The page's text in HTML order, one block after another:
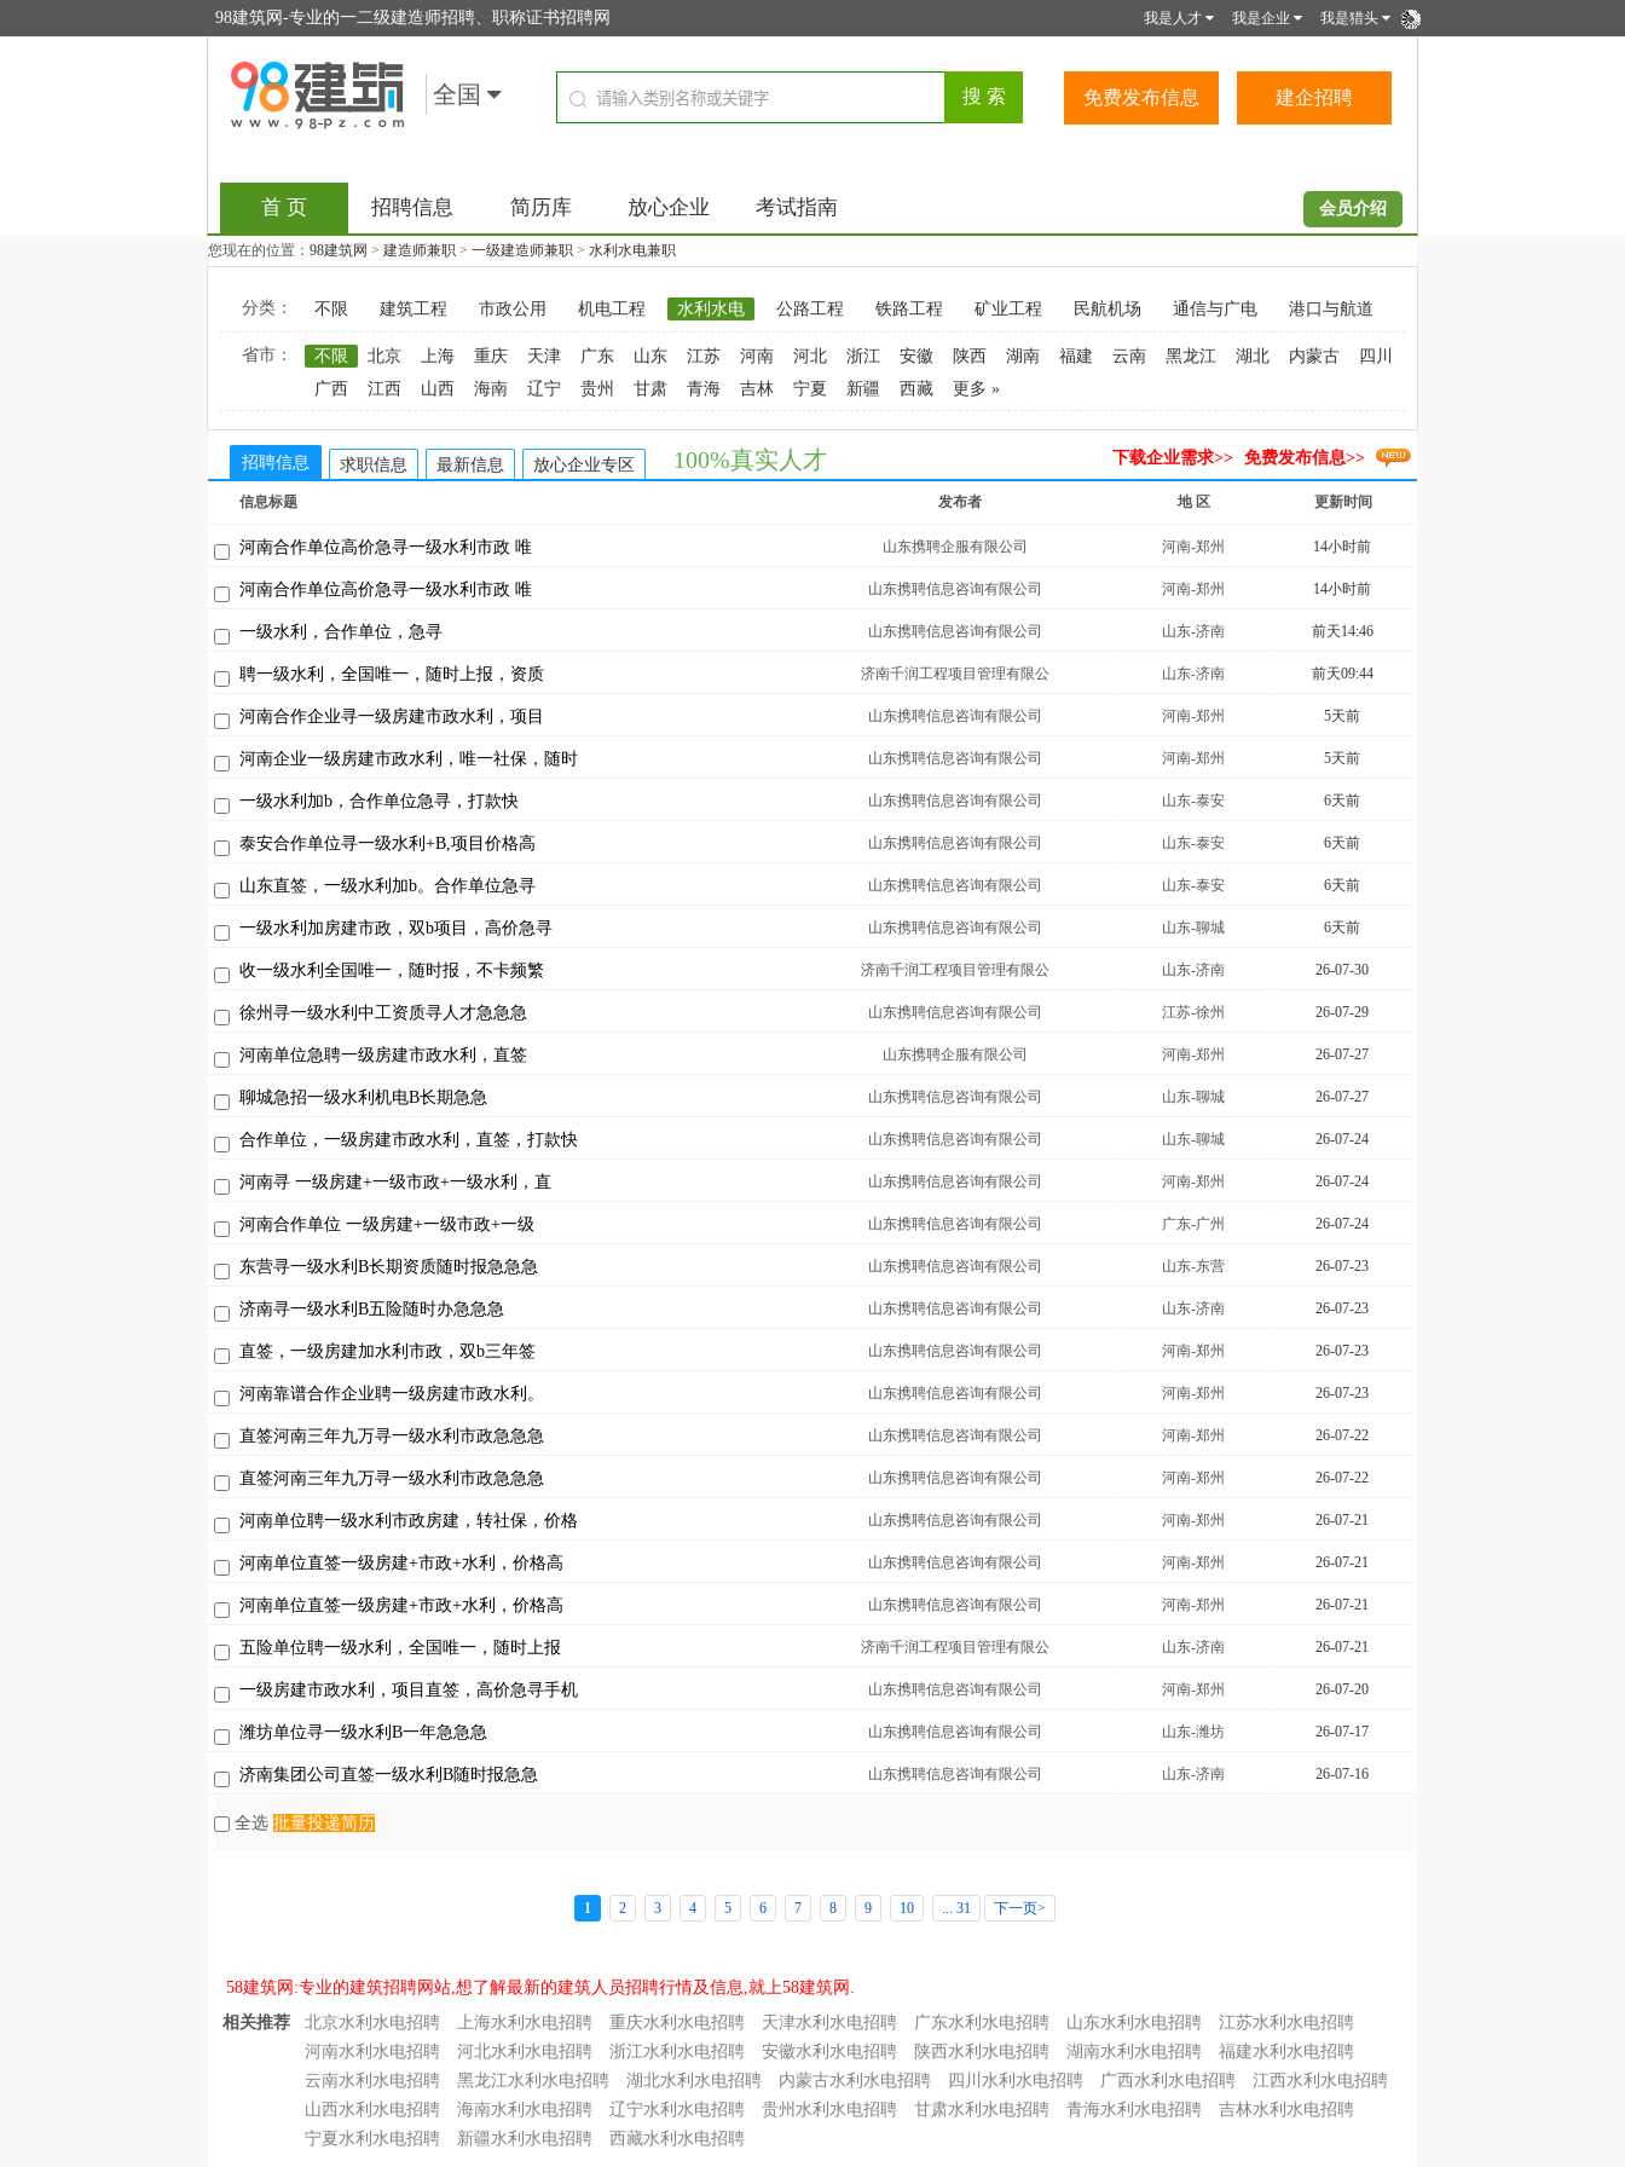
98建筑网-专业的一二级建造师招聘、职称证书招聘网 我是人才 我是企业 我是猎头
全国 免费发布信息 建企招聘
首 页 招聘信息 简历库 放心企业 考试指南 会员介绍
您现在的位置： 98建筑网 > 建造师兼职 > 一级建造师兼职 > 水利水电兼职
分类： 不限 建筑工程 市政公用 机电工程 水利水电 公路工程 铁路工程 矿业工程 民航机场 通信与广电 港口与航道
省市： 不限 北京 上海 重庆 天津 广东 山东 江苏 河南 河北 浙江 安徽 陕西 湖南 福建 云南 黑龙江 湖北 内蒙古
四川
广西
江西 山西 海南 辽宁 贵州 甘肃 青海 吉林 宁夏 新疆 西藏 更多 »
招聘信息 求职信息 最新信息 放心企业专区 100%真实人才 下载企业需求>> 免费发布信息>>
信息标题 发布者 地 区 更新时间
河南合作单位高价急寻一级水利市政 唯 山东携聘企服有限公司 河南-郑州 14小时前
河南合作单位高价急寻一级水利市政 唯 山东携聘信息咨询有限公司 河南-郑州 14小时前
一级水利，合作单位，急寻 山东携聘信息咨询有限公司 山东-济南 前天14:46
聘一级水利，全国唯一，随时上报，资质 济南千润工程项目管理有限公 山东-济南 前天09:44
河南合作企业寻一级房建市政水利，项目 山东携聘信息咨询有限公司 河南-郑州 5天前
河南企业一级房建市政水利，唯一社保，随时 山东携聘信息咨询有限公司 河南-郑州 5天前
一级水利加b，合作单位急寻，打款快 山东携聘信息咨询有限公司 山东-泰安 6天前
泰安合作单位寻一级水利+B,项目价格高 山东携聘信息咨询有限公司 山东-泰安 6天前
山东直签，一级水利加b。合作单位急寻 山东携聘信息咨询有限公司 山东-泰安 6天前
一级水利加房建市政，双b项目，高价急寻 山东携聘信息咨询有限公司 山东-聊城 6天前
收一级水利全国唯一，随时报，不卡频繁 济南千润工程项目管理有限公 山东-济南 26-07-30
徐州寻一级水利中工资质寻人才急急急 山东携聘信息咨询有限公司 江苏-徐州 26-07-29
河南单位急聘一级房建市政水利，直签 山东携聘企服有限公司 河南-郑州 26-07-27
聊城急招一级水利机电B长期急急 山东携聘信息咨询有限公司 山东-聊城 26-07-27
合作单位，一级房建市政水利，直签，打款快 山东携聘信息咨询有限公司 山东-聊城 26-07-24
河南寻 一级房建+一级市政+一级水利，直 山东携聘信息咨询有限公司 河南-郑州 26-07-24
河南合作单位 一级房建+一级市政+一级 山东携聘信息咨询有限公司 广东-广州 26-07-24
东营寻一级水利B长期资质随时报急急急 山东携聘信息咨询有限公司 山东-东营 26-07-23
济南寻一级水利B五险随时办急急急 山东携聘信息咨询有限公司 山东-济南 26-07-23
直签，一级房建加水利市政，双b三年签 山东携聘信息咨询有限公司 河南-郑州 26-07-23
河南靠谱合作企业聘一级房建市政水利。 山东携聘信息咨询有限公司 河南-郑州 26-07-23
直签河南三年九万寻一级水利市政急急急 山东携聘信息咨询有限公司 河南-郑州 26-07-22
直签河南三年九万寻一级水利市政急急急 山东携聘信息咨询有限公司 河南-郑州 26-07-22
河南单位聘一级水利市政房建，转社保，价格 山东携聘信息咨询有限公司 河南-郑州 26-07-21
河南单位直签一级房建+市政+水利，价格高 山东携聘信息咨询有限公司 河南-郑州 26-07-21
河南单位直签一级房建+市政+水利，价格高 山东携聘信息咨询有限公司 河南-郑州 26-07-21
五险单位聘一级水利，全国唯一，随时上报 济南千润工程项目管理有限公 山东-济南 26-07-21
一级房建市政水利，项目直签，高价急寻手机 山东携聘信息咨询有限公司 河南-郑州 26-07-20
潍坊单位寻一级水利B一年急急急 山东携聘信息咨询有限公司 山东-潍坊 26-07-17
济南集团公司直签一级水利B随时报急急 山东携聘信息咨询有限公司 山东-济南 26-07-16
全选 批量投递简历
1 2 3 4 5 6 7 8 9 10 ... 31 下一页>
58建筑网:专业的建筑招聘网站,想了解最新的建筑人员招聘行情及信息,就上58建筑网.
相关推荐
北京水利水电招聘 上海水利水电招聘 重庆水利水电招聘 天津水利水电招聘 广东水利水电招聘 山东水利水电招聘
江苏水利水电招聘
河南水利水电招聘
河北水利水电招聘 浙江水利水电招聘 安徽水利水电招聘 陕西水利水电招聘 湖南水利水电招聘
福建水利水电招聘
云南水利水电招聘
黑龙江水利水电招聘 湖北水利水电招聘 内蒙古水利水电招聘 四川水利水电招聘 广西水利水电招聘
江西水利水电招聘
山西水利水电招聘
海南水利水电招聘 辽宁水利水电招聘 贵州水利水电招聘 甘肃水利水电招聘 青海水利水电招聘
吉林水利水电招聘
宁夏水利水电招聘
新疆水利水电招聘 西藏水利水电招聘